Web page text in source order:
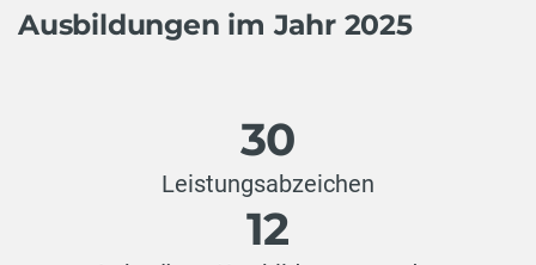
Ausbildungen im Jahr 2025
30
Leistungsabzeichen
12